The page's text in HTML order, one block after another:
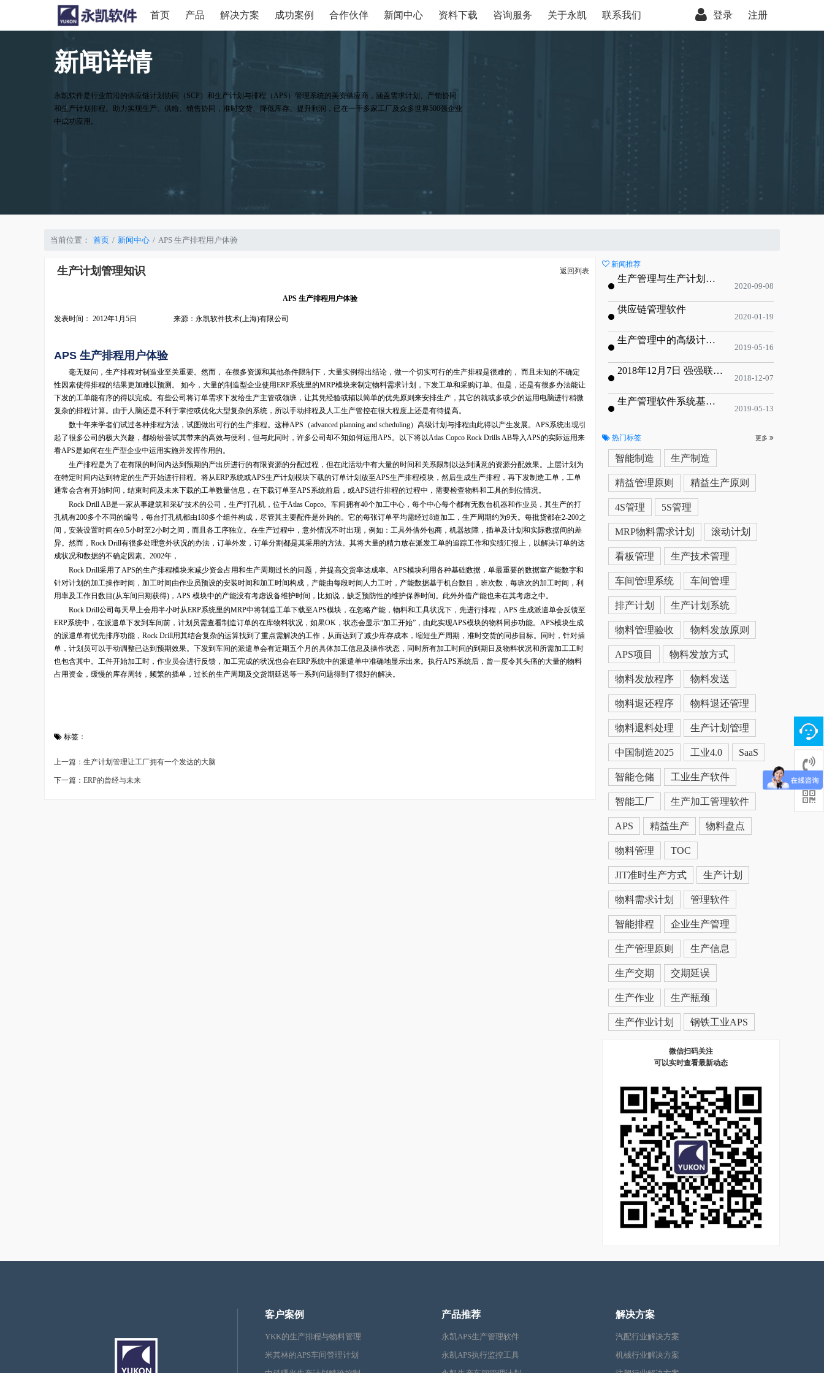
首页 产品 解决方案 成功案例 合作伙伴 新闻中心 资料下载 咨询服务 关于永凯 联系我们 登录 注册
新闻详情
永凯软件是行业前沿的供应链计划协同（SCP）和生产计划与排程（APS）管理系统的美资供应商，涵盖需求计划、产销协同
和生产计划排程。助力实现生产、供给、销售协同，准时交货、降低库存、提升利润，已在一千多家工厂及众多世界500强企业
中成功应用。
当前位置： 首页 新闻中心 APS 生产排程用户体验
生产计划管理知识 返回列表
APS 生产排程用户体验
发表时间： 2012年1月5日 来源：永凯软件技术(上海)有限公司
APS 生产排程用户体验
毫无疑问，生产排程对制造业至关重要。然而， 在很多资源和其他条件限制下，大量实例得出结论，做一个切实可行的生产排程是很难的， 而且未知的不确定
性因素使得排程的结果更加难以预测。 如今，大量的制造型企业使用ERP系统里的MRP模块来制定物料需求计划，下发工单和采购订单。但是，还是有很多办法能让
下发的工单能有序的得以完成。有些公司将订单需求下发给生产主管或领班，让其凭经验或辅以简单的优先原则来安排生产，其它的就或多或少的运用电脑进行稍微
复杂的排程计算。由于人脑还是不利于掌控或优化大型复杂的系统，所以手动排程及人工生产管控在很大程度上还是有待提高。
数十年来学者们试过各种排程方法，试图做出可行的生产排程。这样APS（advanced planning and scheduling）高级计划与排程由此得以产生发展。APS系统出现引
起了很多公司的极大兴趣，都纷纷尝试其带来的高效与便利，但与此同时，许多公司却不知如何运用APS。以下将以Atlas Copco Rock Drills AB导入APS的实际运用来
看APS是如何在生产型企业中运用实施并发挥作用的。
生产排程是为了在有限的时间内达到预期的产出所进行的有限资源的分配过程，但在此活动中有大量的时间和关系限制以达到满意的资源分配效果。上层计划为
在特定时间内达到特定的生产开始进行排程。将从ERP系统或APS生产计划模块下载的订单计划放至APS生产排程模块，然后生成生产排程，再下发制造工单，工单
通常会含有开始时间，结束时间及未来下载的工单数量信息，在下载订单至APS系统前后，或APS进行排程的过程中，需要检查物料和工具的到位情况。
Rock Drill AB是一家从事建筑和采矿技术的公司，生产打孔机，位于Atlas Copco。车间拥有40个加工中心，每个中心每个都有无数台机器和作业员，其生产的打
孔机有200多个不同的编号，每台打孔机都由180多个组件构成，尽管其主要配件是外购的。它的每张订单平均需经过8道加工，生产周期约为9天。每批货都在2-200之
间，安装设置时间在0.5小时至2小时之间，而且各工序独立。在生产过程中，意外情况不时出现，例如：工具外借外包商，机器故障，插单及计划和实际数据间的差
异。然而，Rock Drill有很多处理意外状况的办法，订单外发，订单分割都是其采用的方法。其将大量的精力放在派发工单的追踪工作和实绩汇报上，以解决订单的达
成状况和数据的不确定因素。2002年，
Rock Drill采用了APS的生产排程模块来减少资金占用和生产周期过长的问题，并提高交货率达成率。APS模块利用各种基础数据，单最重要的数据室产能数字和
针对计划的加工操作时间，加工时间由作业员预设的安装时间和加工时间构成，产能由每段时间人力工时，产能数据基于机台数目，班次数，每班次的加工时间，利
用率及工作日数目(从车间日期获得)，APS 模块中的产能没有考虑设备维护时间，比如说，缺乏预防性的维护保养时间。此外外借产能也未在其考虑之中。
Rock Drill公司每天早上会用半小时从ERP系统里的MRP中将制造工单下载至APS模块，在忽略产能，物料和工具状况下，先进行排程，APS 生成派遣单会反馈至
ERP系统中，在派遣单下发到车间前，计划员需查看制造订单的在库物料状况，如果OK，状态会显示“加工开始”，由此实现APS模块的物料同步功能。APS模块生成
的派遣单有优先排序功能，Rock Drill用其结合复杂的运算找到了重点需解决的工作，从而达到了减少库存成本，缩短生产周期，准时交货的同步目标。同时，针对插
单，计划员可以手动调整已达到预期效果。下发到车间的派遣单会有近期五个月的具体加工信息及操作状态，同时所有加工时间的到期日及物料状况和所需加工工时
也包含其中。工件开始加工时，作业员会进行反馈，加工完成的状况也会在ERP系统中的派遣单中准确地显示出来。执行APS系统后，曾一度令其头痛的大量的物料
占用资金，缓慢的库存周转，频繁的插单，过长的生产周期及交货期延迟等一系列问题得到了很好的解决。
标签：
上一篇：生产计划管理让工厂拥有一个发达的大脑
下一篇：ERP的曾经与未来
新闻推荐
生产管理与生产计划的目标
2020-09-08
供应链管理软件
2020-01-19
生产管理中的高级计划与排程优化
2019-05-16
2018年12月7日 强强联手，共同推进电子器件领域APS应用典范 风华高科生产自动化工业互联网应用项目-APS项目启动会
2018-12-07
生产管理软件系统基于信息化的解决方案
2019-05-13
热门标签 更多
智能制造 生产制造
精益管理原则 精益生产原则
4S管理 5S管理
MRP物料需求计划 滚动计划
看板管理 生产技术管理
车间管理系统 车间管理
排产计划 生产计划系统
物料管理验收 物料发放原则
APS项目 物料发放方式
物料发放程序 物料发送
物料退还程序 物料退还管理
物料退料处理 生产计划管理
中国制造2025 工业4.0 SaaS
智能仓储 工业生产软件
智能工厂 生产加工管理软件
APS 精益生产 物料盘点
物料管理 TOC
JIT准时生产方式 生产计划
物料需求计划 管理软件
智能排程 企业生产管理
生产管理原则 生产信息
生产交期 交期延误
生产作业 生产瓶颈
生产作业计划 钢铁工业APS
微信扫码关注
可以实时查看最新动态
客户案例
YKK的生产排程与物料管理
米其林的APS车间管理计划
产品推荐
永凯APS生产管理软件
永凯APS执行监控工具
解决方案
汽配行业解决方案
机械行业解决方案